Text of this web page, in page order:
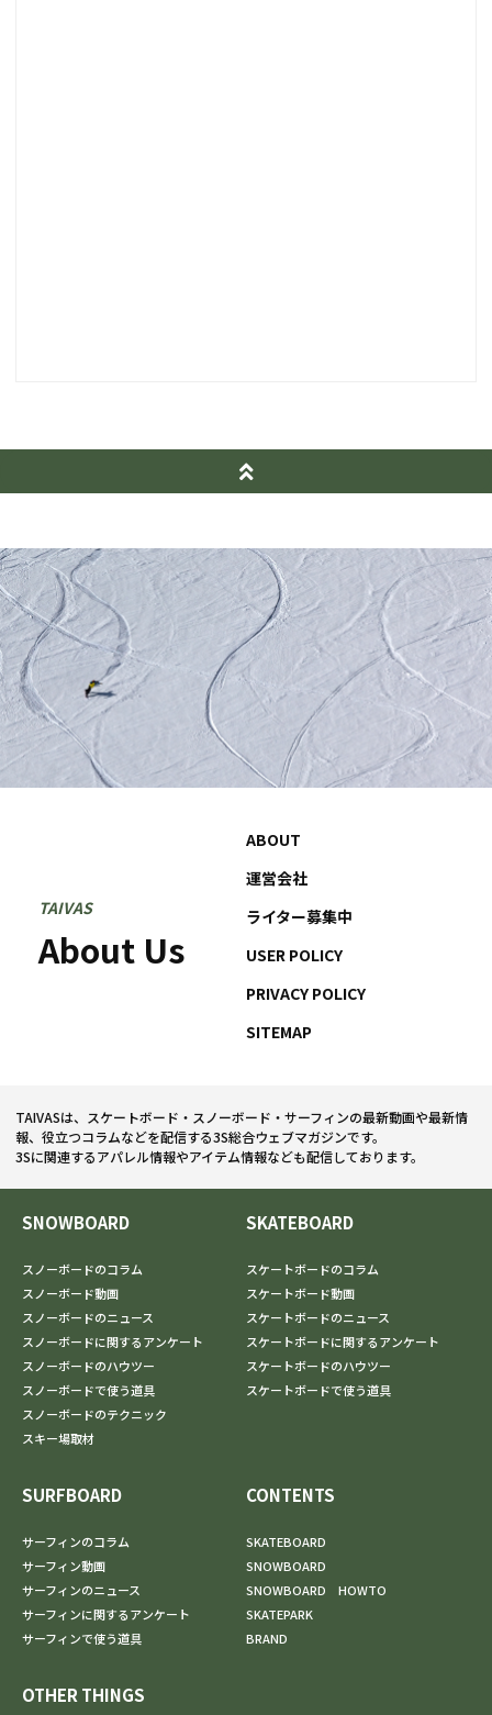
TAIVAS
About Us
ABOUT
運営会社
ライター募集中
USER POLICY
PRIVACY POLICY
SITEMAP
TAIVASは、スケートボード・スノーボード・サーフィンの最新動画や最新情
報、役立つコラムなどを配信する3S総合ウェブマガジンです。
3Sに関連するアパレル情報やアイテム情報なども配信しております。
SNOWBOARD
スノーボードのコラム
スノーボード動画
スノーボードのニュース
スノーボードに関するアンケート
スノーボードのハウツー
スノーボードで使う道具
スノーボードのテクニック
スキー場取材
SKATEBOARD
スケートボードのコラム
スケートボード動画
スケートボードのニュース
スケートボードに関するアンケート
スケートボードのハウツー
スケートボードで使う道具
SURFBOARD
サーフィンのコラム
サーフィン動画
サーフィンのニュース
サーフィンに関するアンケート
サーフィンで使う道具
CONTENTS
SKATEBOARD
SNOWBOARD
SNOWBOARD HOWTO
SKATEPARK
BRAND
OTHER THINGS